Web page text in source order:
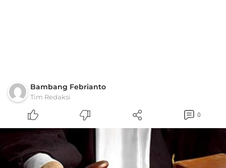
Bambang Febrianto
Tim Redaksi
0